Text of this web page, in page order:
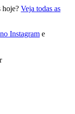
hoje? Veja todas as
Instagram e